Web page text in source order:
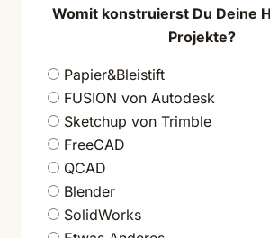
Womit konstruierst Du Deine
Projekte?
Papier&Bleistift
FUSION von Autodesk
Sketchup von Trimble
FreeCAD
QCAD
Blender
SolidWorks